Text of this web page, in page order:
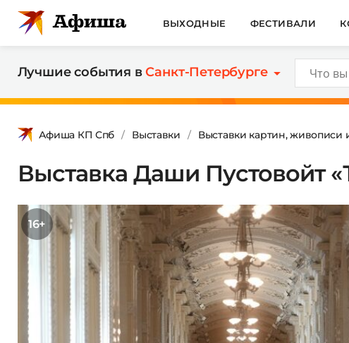
ВЫХОДНЫЕ ФЕСТИВАЛИ
Лучшие события вСанкт-Петербурге
Афиша КП Спб Выставки Выставки картин, живописи
Выставка Даши Пустовойт
16+